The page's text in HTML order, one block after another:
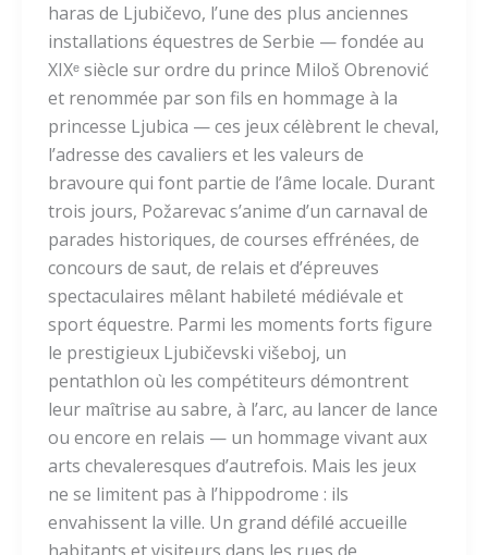
haras de Ljubičevo, l’une des plus anciennes
installations équestres de Serbie — fondée au
XIXᵉ siècle sur ordre du prince Miloš Obrenović
et renommée par son fils en hommage à la
princesse Ljubica — ces jeux célèbrent le cheval,
l’adresse des cavaliers et les valeurs de
bravoure qui font partie de l’âme locale. Durant
trois jours, Požarevac s’anime d’un carnaval de
parades historiques, de courses effrénées, de
concours de saut, de relais et d’épreuves
spectaculaires mêlant habileté médiévale et
sport équestre. Parmi les moments forts figure
le prestigieux Ljubičevski višeboj, un
pentathlon où les compétiteurs démontrent
leur maîtrise au sabre, à l’arc, au lancer de lance
ou encore en relais — un hommage vivant aux
arts chevaleresques d’autrefois. Mais les jeux
ne se limitent pas à l’hippodrome : ils
envahissent la ville. Un grand défilé accueille